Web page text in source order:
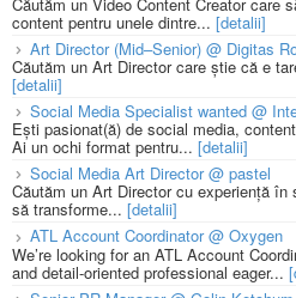
content pentru unele dintre... [detalii]
Art Director (Mid–Senior) @ Digitas
Căutăm un Art Director care știe că e
[detalii]
Social Media Specialist wanted @
Ești pasionat(ă) de social media,
Ai un ochi format pentru... [detalii]
Social Media Art Director @ pastel
Căutăm un Art Director cu experiență
să transforme... [detalii]
ATL Account Coordinator @ Oxygen
We’re looking for an ATL Account
and detail-oriented professional eager...